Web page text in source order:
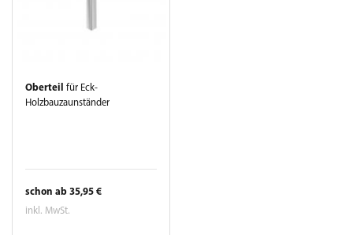
Oberteil
für Eck-
Holzbauzaunständer
schon ab 35,95 €
inkl. MwSt.